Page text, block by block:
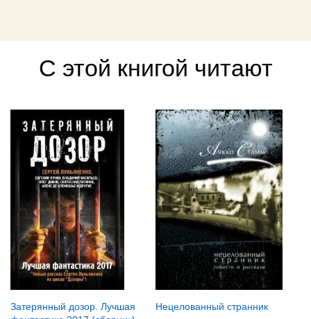
С этой книгой читают
Затерянный дозор. Лучшая
Нецелованный странник